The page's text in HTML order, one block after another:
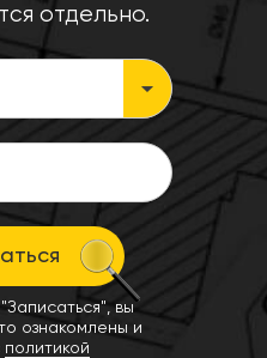
отдельно.
вы
ознакомлены и
политикой